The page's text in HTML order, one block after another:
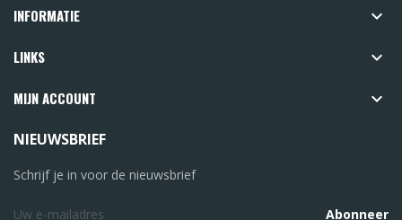
INFORMATIE 
LINKS 
MIJN ACCOUNT 
NIEUWSBRIEF
Schrijf je in voor de nieuwsbrief
Abonneer